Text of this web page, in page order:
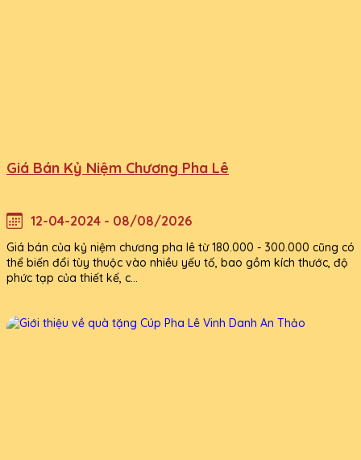
Giá Bán Kỷ Niệm Chương Pha Lê
12-04-2024 - 08/08/2026
Giá bán của kỷ niệm chương pha lê từ 180.000 - 300.000 cũng có
thể biến đổi tùy thuộc vào nhiều yếu tố, bao gồm kích thước, độ
phức tạp của thiết kế, c...